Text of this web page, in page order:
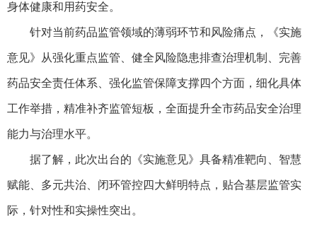
身体健康和用药安全。
针对当前药品监管领域的薄弱环节和风险痛点，《实施
意见》从强化重点监管、健全风险隐患排查治理机制、完善
药品安全责任体系、强化监管保障支撑四个方面，细化具体
工作举措，精准补齐监管短板，全面提升全市药品安全治理
能力与治理水平。
据了解，此次出台的《实施意见》具备精准靶向、智慧
赋能、多元共治、闭环管控四大鲜明特点，贴合基层监管实
际，针对性和实操性突出。